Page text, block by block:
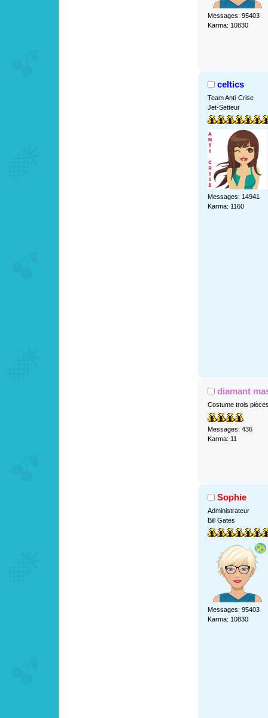
Messages: 95403
Karma: 10830
celtics
Team Anti-Crise
Jet-Setteur
Messages: 14941
Karma: 1160
diamant
Costume trois
Messages: 436
Karma: 11
Sophie
Administrateur
Bill Gates
Messages: 95403
Karma: 10830